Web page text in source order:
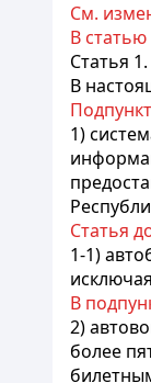
См.
В
Статья
В
1)
Статья
1-1)
В
2)
более